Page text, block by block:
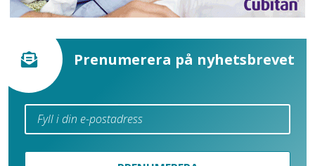
Prenumerera på nyhetsbrevet